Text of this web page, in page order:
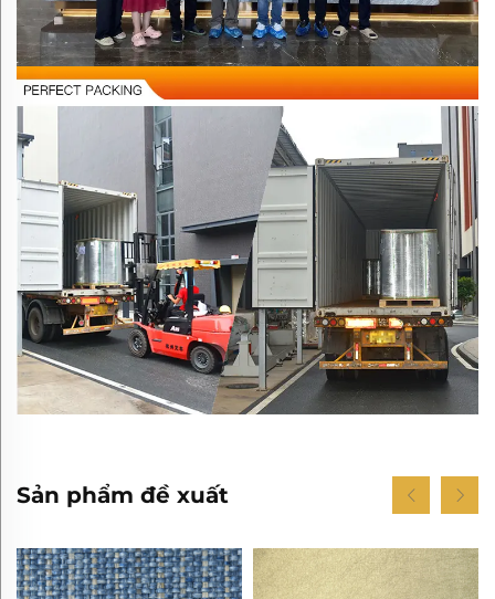
Sản phẩm đề xuất